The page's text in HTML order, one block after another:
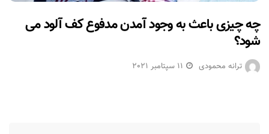
چه چیزی باعث به وجود آمدن مدفوع کف آلود می
شود؟
ترانه محمودی 11 سپتامبر 2021